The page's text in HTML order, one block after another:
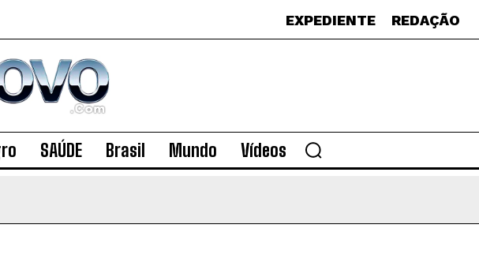
EXPEDIENTE REDAÇÃO
SAÚDE Brasil Mundo Vídeos